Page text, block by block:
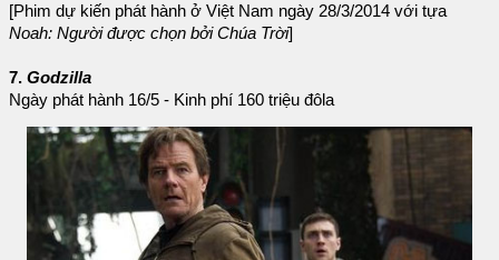
[Phim dự kiến phát hành ở Việt Nam ngày 28/3/2014 với tựa
Noah: Người được chọn bởi Chúa Trời]
7. Godzilla
Ngày phát hành 16/5 - Kinh phí 160 triệu đôla